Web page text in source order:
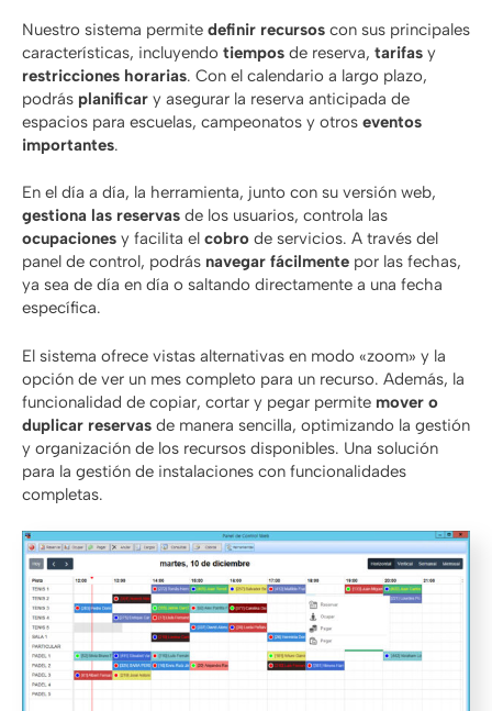
Nuestro sistema permite definir recursos con sus principales
características, incluyendo tiempos de reserva, tarifas y
restricciones horarias. Con el calendario a largo plazo,
podrás planificar y asegurar la reserva anticipada de
espacios para escuelas, campeonatos y otros eventos
importantes.
En el día a día, la herramienta, junto con su versión web,
gestiona las reservas de los usuarios, controla las
ocupaciones y facilita el cobro de servicios. A través del
panel de control, podrás navegar fácilmente por las fechas,
ya sea de día en día o saltando directamente a una fecha
específica.
El sistema ofrece vistas alternativas en modo «zoom» y la
opción de ver un mes completo para un recurso. Además, la
funcionalidad de copiar, cortar y pegar permite mover o
duplicar reservas de manera sencilla, optimizando la gestión
y organización de los recursos disponibles. Una solución
para la gestión de instalaciones con funcionalidades
completas.